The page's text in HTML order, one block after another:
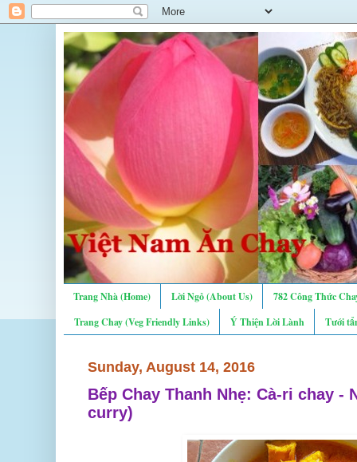
Trang Nhà (Home) Lời Ngỏ (About Us)
782 Công Thức
Trang Chay (Veg Friendly Links)
Ý Thiện Lời Lành Tưới
Sunday, August 14, 2016
Bếp Chay Thanh Nhẹ: Cà-ri chay -
curry)